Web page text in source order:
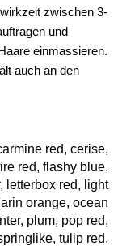
zwischen 3-
und
einmassieren.
auch an den
red, cerise,
red, flashy blue,
, letterbox red, light
orange, ocean
, plum, pop red,
, tulip red,